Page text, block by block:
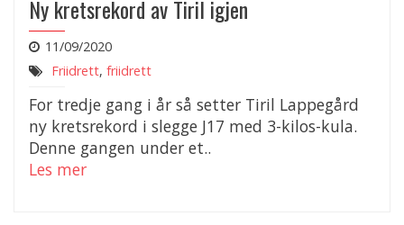
Ny kretsrekord av Tiril igjen
11/09/2020
Friidrett, friidrett
For tredje gang i år så setter Tiril Lappegård
ny kretsrekord i slegge J17 med 3-kilos-kula.
Denne gangen under et..
Les mer